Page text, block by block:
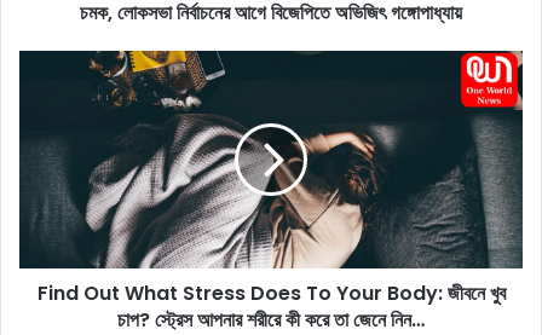
চমক, লোকসভা নির্বাচনের আগে বিজেপিতে অভিজিৎ গঙ্গোপাধ্যায়
h
Find Out What Stress Does To Your Body: জীবনে খুব
চাপ? স্ট্রেস আপনার শরীরে কী করে তা জেনে নিন…